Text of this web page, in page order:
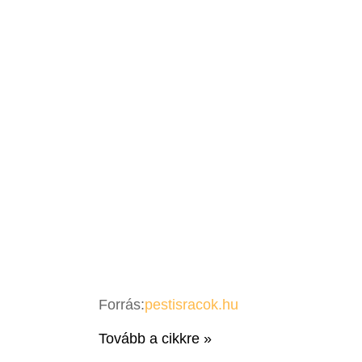
Forrás:pestisracok.hu
Tovább a cikkre »